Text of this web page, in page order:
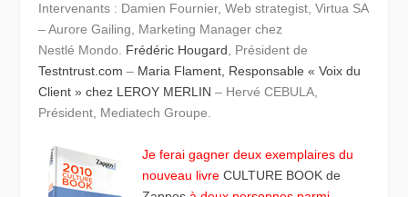
Intervenants : Damien Fournier, Web strategist, Virtua SA
– Aurore Gailing, Marketing Manager chez
Nestlé Mondo. Frédéric Hougard, Président de
Testntrust.com – Maria Flament, Responsable « Voix du
Client » chez LEROY MERLIN – Hervé CEBULA,
Président, Mediatech Groupe.
Je ferai gagner deux exemplaires du
nouveau livreCULTURE BOOK de